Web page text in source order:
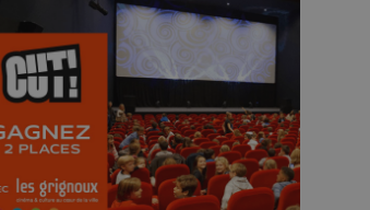
🎬 Concours CUT x
Les Grignoux ✨
Concours permanent - 2 places à
gagner chaque semaine !